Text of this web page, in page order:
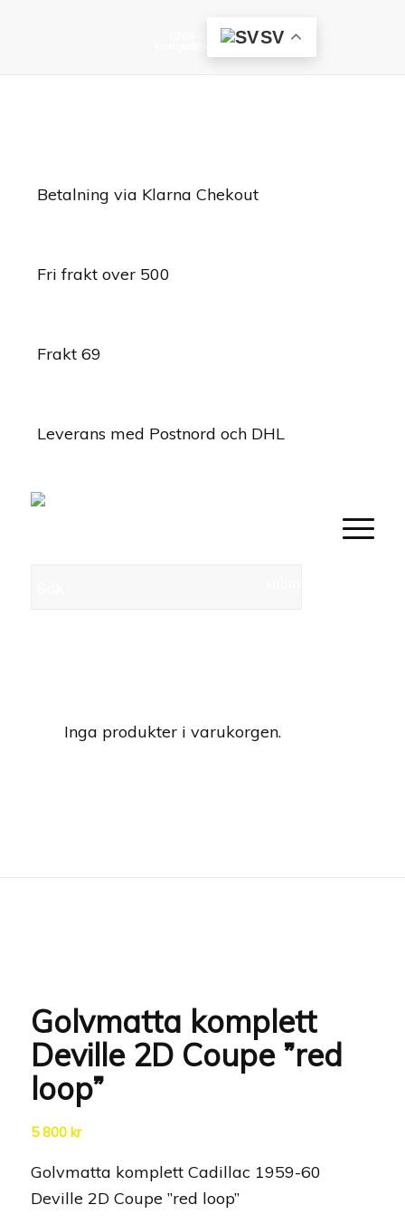
SV
0705-85 96 15
ksimport@ksimport.se
Betalning via Klarna Chekout
Fri frakt over 500
Frakt 69
Leverans med Postnord och DHL
Inga produkter i varukorgen.
Golvmatta komplett
Deville 2D Coupe ”red
loop”
5 800 kr
Golvmatta komplett Cadillac 1959-60
Deville 2D Coupe ”red loop”